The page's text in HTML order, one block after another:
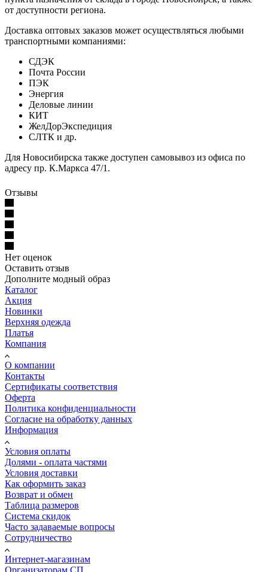
от доступности региона.
Доставка оптовых заказов может осуществляться любыми
транспортными компаниями:
СДЭК
Почта России
ПЭК
Энергия
Деловые линии
КИТ
ЖелДорЭкспедиция
СЛТК и др.
Для Новосибирска также доступен самовывоз из офиса по
адресу пр. К.Маркса 47/1.
Отзывы
Нет оценок
Оставить отзыв
Дополните модный образ
Каталог
Акция
Новинки
Верхняя одежда
Платья
Компания
О компании
Контакты
Сертификаты соответствия
Оферта
Политика конфиденциальности
Согласие на обработку данных
Информация
Условия оплаты
Долями - оплата частями
Условия доставки
Как оформить заказ
Возврат и обмен
Таблица размеров
Система скидок
Часто задаваемые вопросы
Сотрудничество
Интернет-магазинам
Организаторам СП